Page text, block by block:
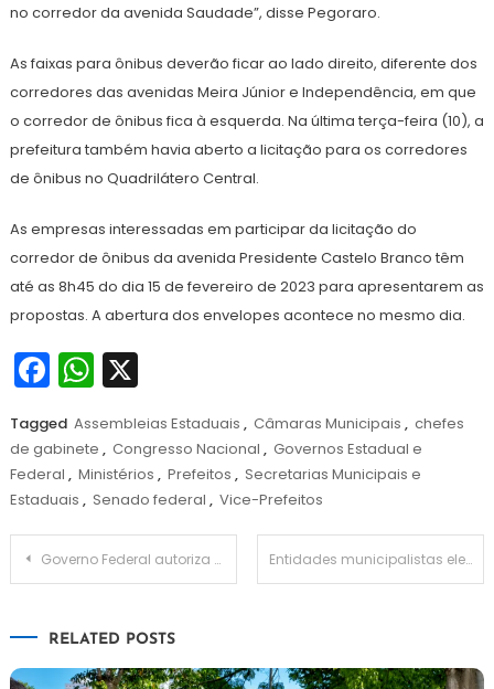
no corredor da avenida Saudade”, disse Pegoraro.
As faixas para ônibus deverão ficar ao lado direito, diferente dos
corredores das avenidas Meira Júnior e Independência, em que
o corredor de ônibus fica à esquerda. Na última terça-feira (10), a
prefeitura também havia aberto a licitação para os corredores
de ônibus no Quadrilátero Central.
As empresas interessadas em participar da licitação do
corredor de ônibus da avenida Presidente Castelo Branco têm
até as 8h45 do dia 15 de fevereiro de 2023 para apresentarem as
propostas. A abertura dos envelopes acontece no mesmo dia.
Facebook
WhatsApp
X
Tagged Assembleias Estaduais , Câmaras Municipais , chefes
de gabinete , Congresso Nacional , Governos Estadual e
Federal , Ministérios , Prefeitos , Secretarias Municipais e
Estaduais , Senado federal , Vice-Prefeitos
Navegação
Governo Federal autoriza busca ativa do Bolsa Família com municípios Entidades municipalistas elegem novas diretorias
RELATED POSTS